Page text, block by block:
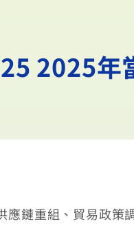
2025
應鏈重組、貿易政